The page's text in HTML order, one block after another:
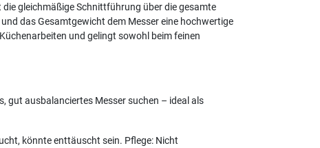
gleichmäßige Schnittführung über die gesamte
das Gesamtgewicht dem Messer eine hochwertige
und gelingt sowohl beim feinen
gut ausbalanciertes Messer suchen – ideal als
könnte enttäuscht sein. Pflege: Nicht